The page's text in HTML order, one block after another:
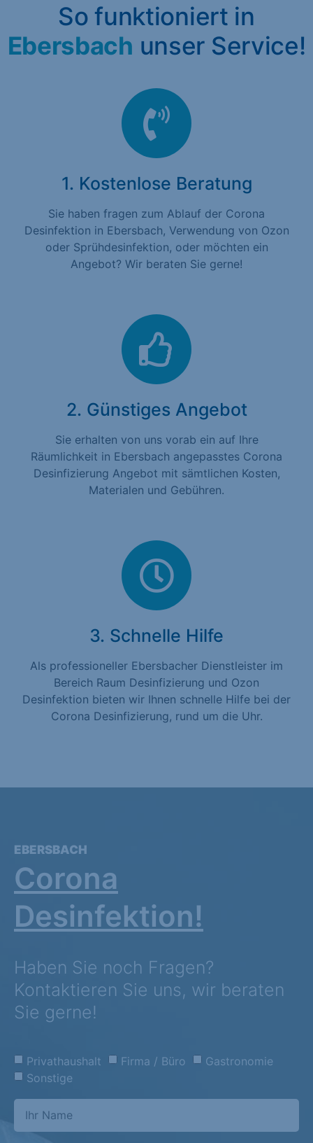
So funktioniert in
Ebersbach unser Service!
1. Kostenlose Beratung
Sie haben fragen zum Ablauf der Corona
Desinfektion in Ebersbach, Verwendung von Ozon
oder Sprühdesinfektion, oder möchten ein
Angebot? Wir beraten Sie gerne!
2. Günstiges Angebot
Sie erhalten von uns vorab ein auf Ihre
Räumlichkeit in Ebersbach angepasstes Corona
Desinfizierung Angebot mit sämtlichen Kosten,
Materialen und Gebühren.
3. Schnelle Hilfe
Als professioneller Ebersbacher Dienstleister im
Bereich Raum Desinfizierung und Ozon
Desinfektion bieten wir Ihnen schnelle Hilfe bei der
Corona Desinfizierung, rund um die Uhr.
EBERSBACH
Corona
Desinfektion!
Haben Sie noch Fragen?
Kontaktieren Sie uns, wir beraten
Sie gerne!
Privathaushalt Firma / Büro
Gastronomie
Sonstige